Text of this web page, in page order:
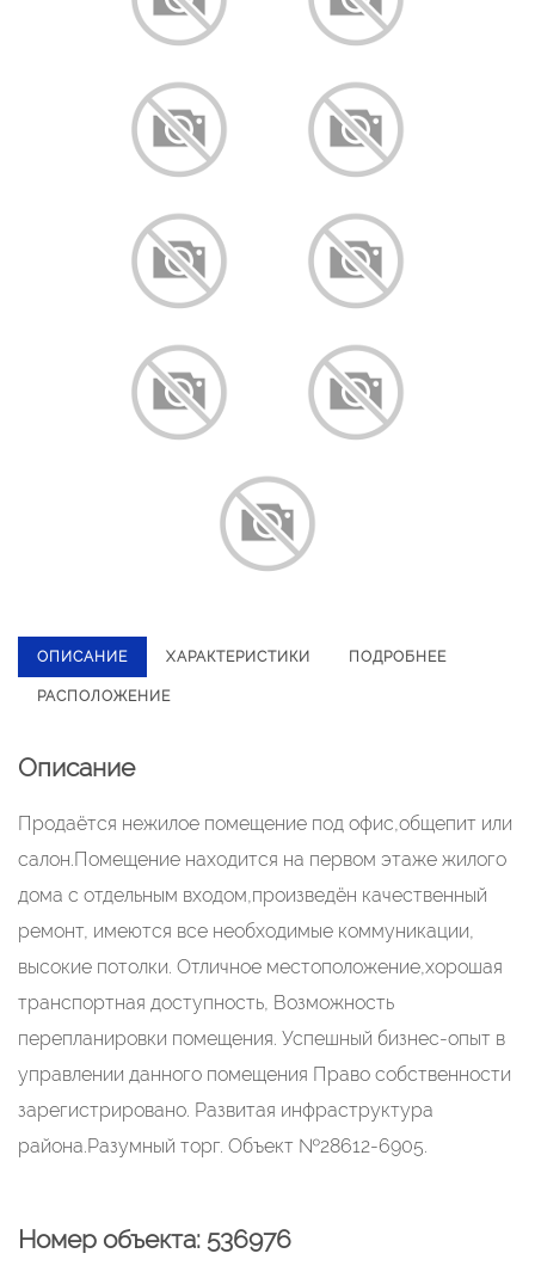
ОПИСАНИЕ ХАРАКТЕРИСТИКИ ПОДРОБНЕЕ
РАСПОЛОЖЕНИЕ
Описание
Продаётся нежилое помещение под офис,общепит или
салон.Помещение находится на первом этаже жилого
дома с отдельным входом,произведён качественный
ремонт, имеются все необходимые коммуникации,
высокие потолки. Отличное местоположение,хорошая
транспортная доступность, Возможность
перепланировки помещения. Успешный бизнес-опыт в
управлении данного помещения Право собственности
зарегистрировано. Развитая инфраструктура
района.Разумный торг. Объект №28612-6905.
Номер объекта: 536976